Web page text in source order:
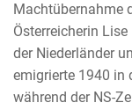
Machtübernahme
Österreicherin
der Niederländer
emigrierte 1940 in
während der NS-